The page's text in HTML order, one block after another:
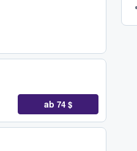
ab 74 $